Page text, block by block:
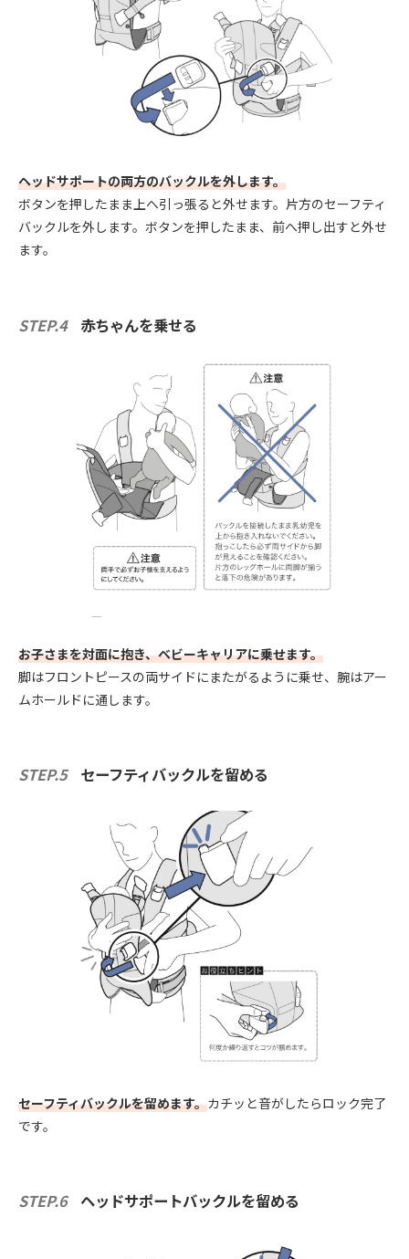
ヘッドサポートの両方のバックルを外します。
ボタンを押したまま上へ引っ張ると外せます。片方のセーフティ
バックルを外します。ボタンを押したまま、前へ押し出すと外せ
ます。
STEP.4 赤ちゃんを乗せる
お子さまを対面に抱き、ベビーキャリアに乗せます。
脚はフロントピースの両サイドにまたがるように乗せ、腕はアー
ムホールドに通します。
STEP.5 セーフティバックルを留める
セーフティバックルを留めます。カチッと音がしたらロック完了
です。
STEP.6 ヘッドサポートバックルを留める